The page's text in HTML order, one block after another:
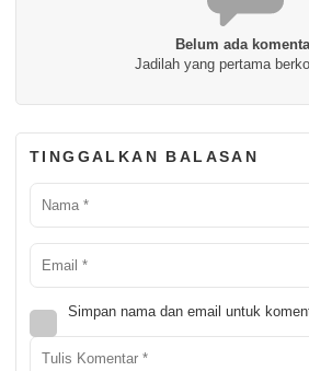
Belum ada
Jadilah yang pertama
TINGGALKAN BALASAN
Simpan nama dan email untuk